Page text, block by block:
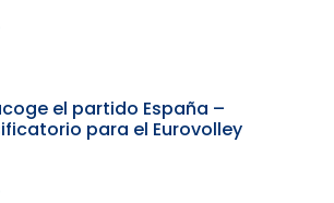
el partido España –
para el Eurovolley